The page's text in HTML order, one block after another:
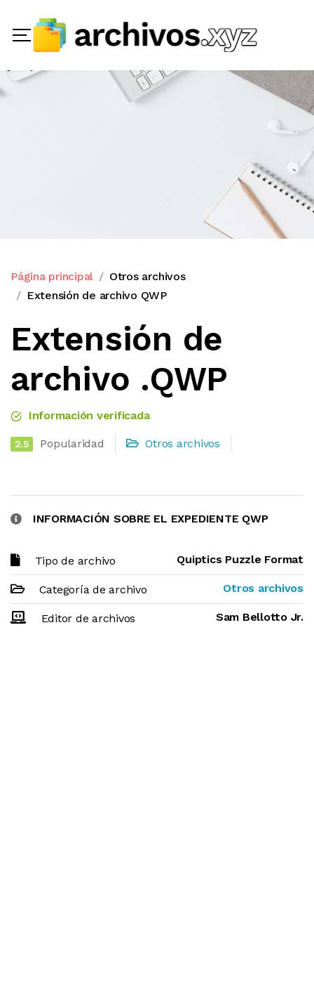
Página principal
Otros archivos
Extensión de archivo QWP
Extensión de
archivo .QWP
Información verificada
2.5 Popularidad Otros archivos
INFORMACIÓN SOBRE EL EXPEDIENTE QWP
Tipo de archivo Quiptics Puzzle Format
Categoría de archivo Otros archivos
Editor de archivos Sam Bellotto Jr.